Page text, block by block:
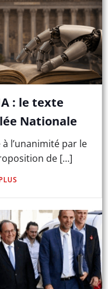
: le texte
Nationale
l’unanimité par le
de […]